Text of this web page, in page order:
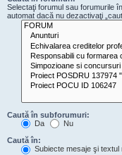
Selectaţi forumul sau forumurile
automat dacă nu dezactivaţi
Caută în subforumuri:
Da
Nu
Caută în:
Subiecte mesaje şi textul